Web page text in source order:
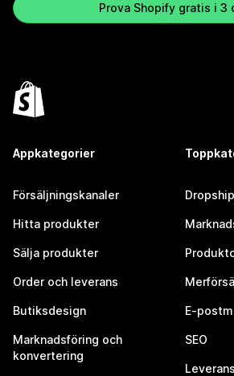
Prova Shopify gratis i 3
Appkategorier
Försäljningskanaler
Hitta produkter
Sälja produkter
Order och leverans
Butiksdesign
Marknadsföring och
konvertering
E-
SEO
Leverans